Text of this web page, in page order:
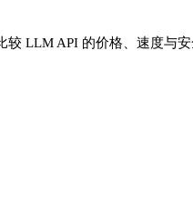
较 LLM API 的价格、速度与